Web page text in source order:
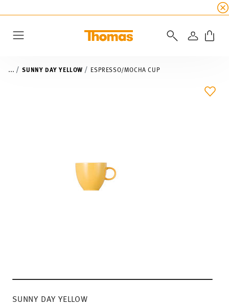
all
LOGIN
... SUNNY DAY YELLOW ESPRESSO/MOCHA CUP
SUNNY DAY YELLOW
ADD